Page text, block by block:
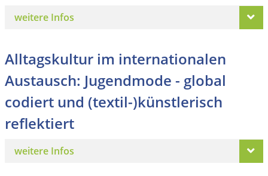
weitere Infos
Alltagskultur im internationalen
Austausch: Jugendmode - global
codiert und (textil-)künstlerisch
reflektiert
weitere Infos